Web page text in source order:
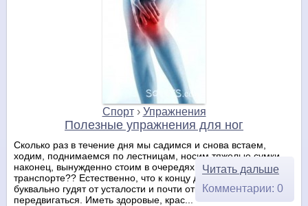
Спорт› Упражнения
Полезные упражнения для ног
Сколько раз в течение дня мы садимся и снова встаем,
ходим, поднимаемся по лестницам, носим тяжелые сумки,
наконец, вынужденно стоим в очередях или общественном
транспорте?? Естественно, что к концу дня наши ножки
буквально гудят от усталости и почти отказываются
передвигаться. Иметь здоровые, крас...
Читать дальше
Комментарии: 0